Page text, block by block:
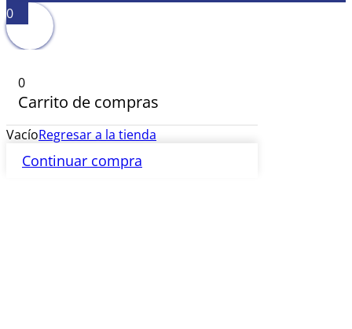
0
0
Carrito de compras
VacíoRegresar a la tienda
Continuar compra